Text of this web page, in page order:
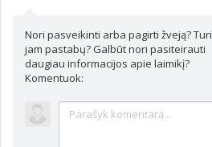
Nori pasveikinti arba pagirti žveją? Turi
jam pastabų? Galbūt nori pasiteirauti
daugiau informacijos apie laimikį?
Komentuok: